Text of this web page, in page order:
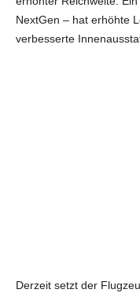
NextGen – hat erhöhte
verbesserte
Derzeit setzt der